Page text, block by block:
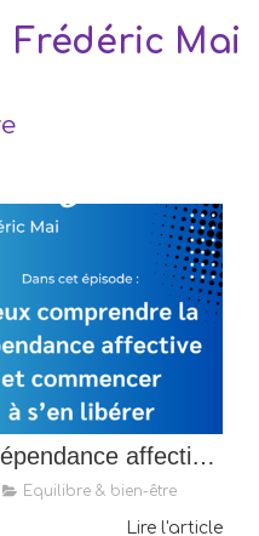
Frédéric Mai
Mieux comprendre la dépendance affective et comment s’en sortir
Equilibre & bien-être
Lire l'article